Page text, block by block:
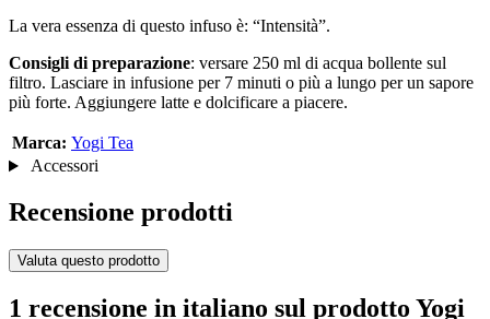
La vera essenza di questo infuso è: “Intensità”.
Consigli di preparazione: versare 250 ml di acqua bollente sul
filtro. Lasciare in infusione per 7 minuti o più a lungo per un sapore
più forte. Aggiungere latte e dolcificare a piacere.
Marca: Yogi Tea
Accessori
Recensione prodotti
Valuta questo prodotto
1 recensione in italiano sul prodotto Yogi